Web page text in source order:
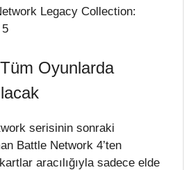
Oyunlarda
serisinin sonraki
Battle Network 4’ten
aracılığıyla sadece elde